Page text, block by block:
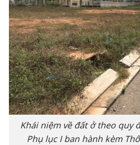
Khái niệm về đất ở theo quy
Phụ lục I ban hành kèm